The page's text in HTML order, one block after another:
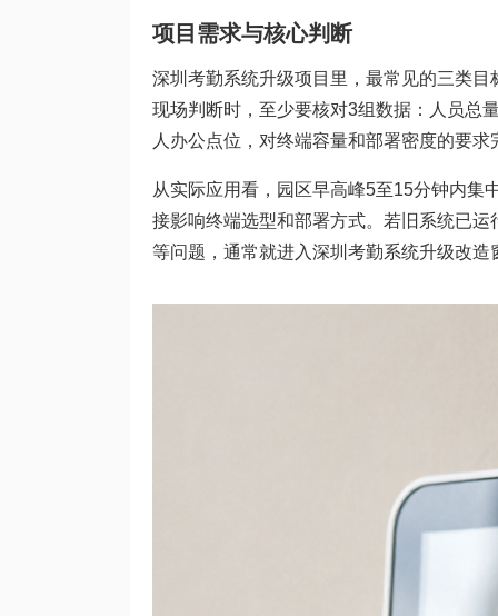
项目需求与核心判断
深圳考勤系统升级项目里，最常见的三类
现场判断时，至少要核对3组数据：人员总
人办公点位，对终端容量和部署密度的要求
从实际应用看，园区早高峰5至15分钟内集
接影响终端选型和部署方式。若旧系统已
等问题，通常就进入深圳考勤系统升级改造